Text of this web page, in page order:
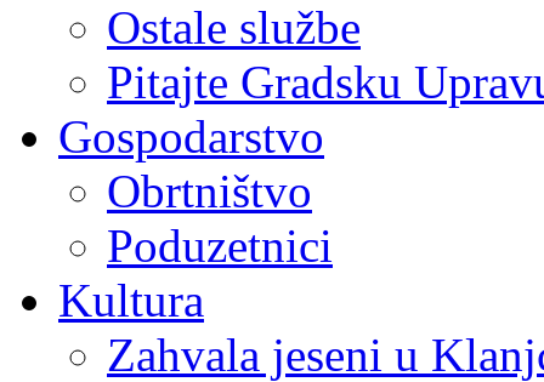
Ostale službe
Pitajte Gradsku
Gospodarstvo
Obrtništvo
Poduzetnici
Kultura
Zahvala jeseni u